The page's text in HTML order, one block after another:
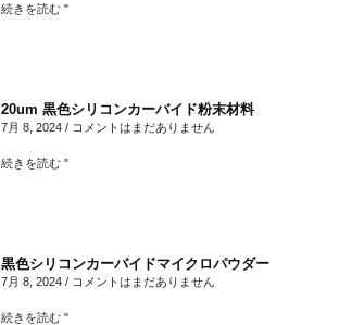
続きを読む "
20um 黒色シリコンカーバイド粉末材料
7月 8, 2024 コメントはまだありません
続きを読む "
黒色シリコンカーバイドマイクロパウダー
7月 8, 2024 コメントはまだありません
続きを読む "